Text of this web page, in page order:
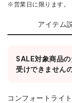
※営業日に限ります。
アイテム
SALE対象商品
受けできません
コンフォートライ